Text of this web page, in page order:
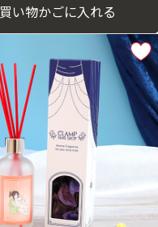
買い物かごに入れる